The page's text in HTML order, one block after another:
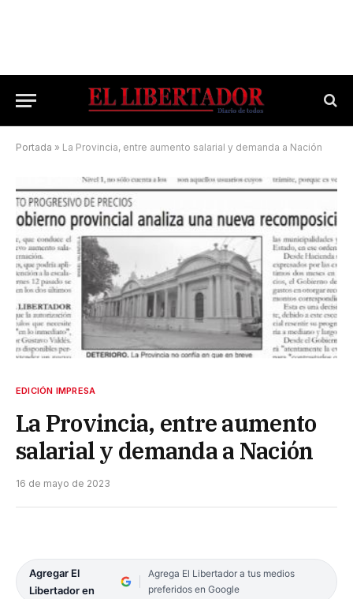
Portada » La Provincia, entre aumento salarial y demanda a Nación
EDICIÓN IMPRESA
La Provincia, entre aumento
salarial y demanda a Nación
16 de mayo de 2023
Agregar El
Libertador en
Agrega El Libertador a tus medios
preferidos en Google